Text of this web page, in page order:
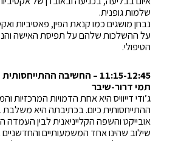
שלמות גופנית.
נבחן מושגים כמו קנאת הפין, פאסיביות
על ההשלכות שלהם על תפיסת האישה
הטיפולי.
11:15-12:45 – החשיבה
תמי דרור-שיבר
ג’ודי דייוויס היא אחת הדמויות המרכזיות
ההתייחסותית כיום. בכתיבתה היא משלבת
אובייקט והשפה הקלייניאנית לבין העמדה
שילוב שהינו אחד המשמעותיים